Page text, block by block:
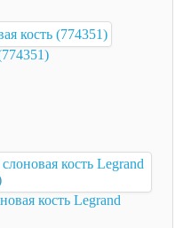
кость Legrand